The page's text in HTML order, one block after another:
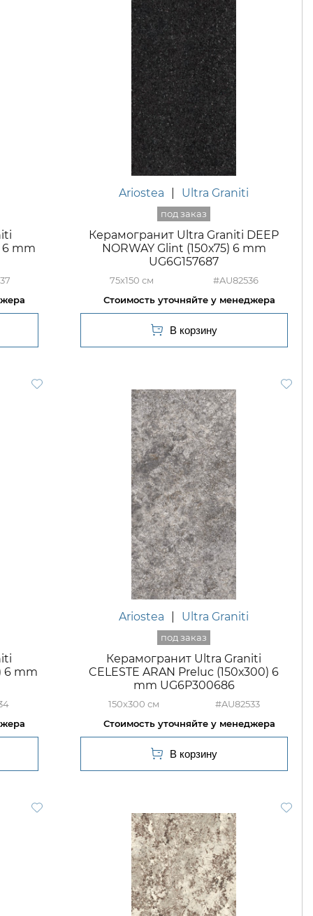
6 mm
Ariostea Ultra Graniti
Керамогранит Ultra Graniti DEEP
NORWAY Glint (150х75) 6 mm
UG6G157687
75x150 #AU82536
6 mm
Ariostea Ultra Graniti
Керамогранит Ultra Graniti
CELESTE ARAN Preluc (150х300) 6
mm UG6P300686
150x300 #AU82533